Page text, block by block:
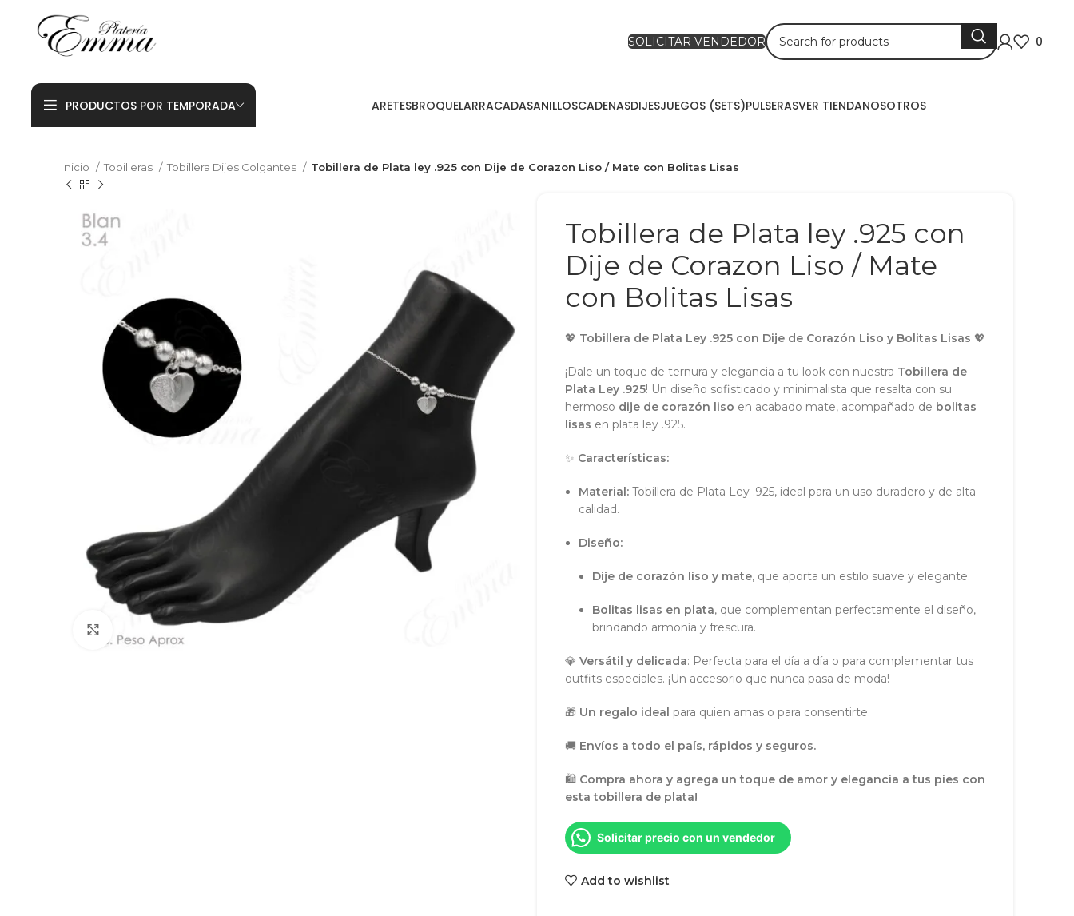
SOLICITAR VENDEDOR 0
PRODUCTOS POR TEMPORADA ARETESBROQUELARRACADASANILLOSCADENASDIJESJUEGOS (SETS)PULSERASVER TIENDANOSOTROS
Inicio Tobilleras Tobillera Dijes Colgantes Tobillera de Plata ley .925 con Dije de Corazon Liso / Mate con Bolitas Lisas
Click to enlarge
Tobillera de Plata ley .925 con
Dije de Corazon Liso / Mate
con Bolitas Lisas
💖 Tobillera de Plata Ley .925 con Dije de Corazón Liso y Bolitas Lisas 💖
¡Dale un toque de ternura y elegancia a tu look con nuestra Tobillera de
Plata Ley .925! Un diseño sofisticado y minimalista que resalta con su
hermoso dije de corazón liso en acabado mate, acompañado de bolitas
lisas en plata ley .925.
✨ Características:
Material: Tobillera de Plata Ley .925, ideal para un uso duradero y de alta
calidad.
Diseño:
Dije de corazón liso y mate, que aporta un estilo suave y elegante.
Bolitas lisas en plata, que complementan perfectamente el diseño,
brindando armonía y frescura.
💎 Versátil y delicada: Perfecta para el día a día o para complementar tus
outfits especiales. ¡Un accesorio que nunca pasa de moda!
🎁 Un regalo ideal para quien amas o para consentirte.
🚚 Envíos a todo el país, rápidos y seguros.
🛍 Compra ahora y agrega un toque de amor y elegancia a tus pies con
esta tobillera de plata!
Solicitar precio con un vendedor
Add to wishlist